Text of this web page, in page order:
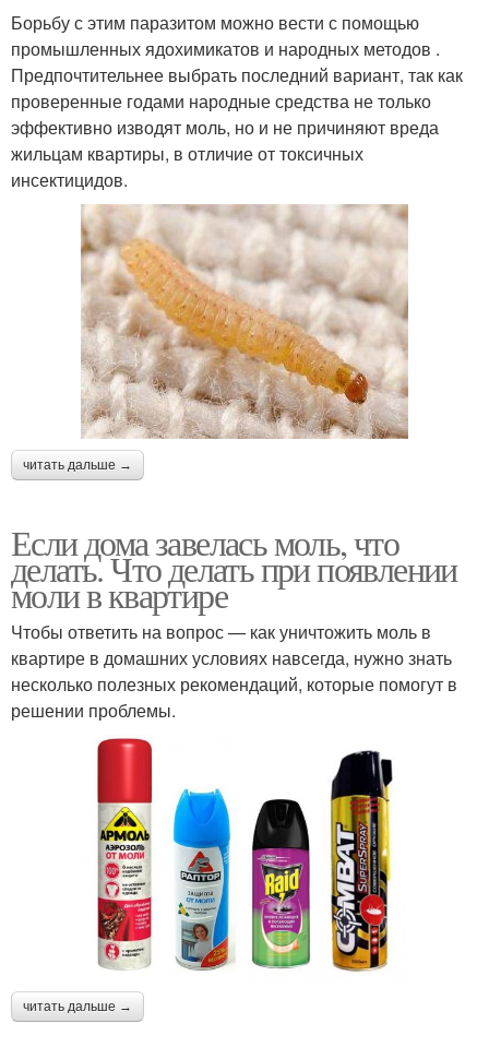
Борьбу с этим паразитом можно вести с помощью
промышленных ядохимикатов и народных методов .
Предпочтительнее выбрать последний вариант, так как
проверенные годами народные средства не только
эффективно изводят моль, но и не причиняют вреда
жильцам квартиры, в отличие от токсичных
инсектицидов.
читать дальше →
Если дома завелась моль, что
делать. Что делать при появлении
моли в квартире
Чтобы ответить на вопрос — как уничтожить моль в
квартире в домашних условиях навсегда, нужно знать
несколько полезных рекомендаций, которые помогут в
решении проблемы.
читать дальше →